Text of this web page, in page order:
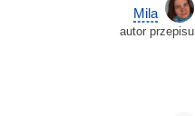
Mila
autor przepisu